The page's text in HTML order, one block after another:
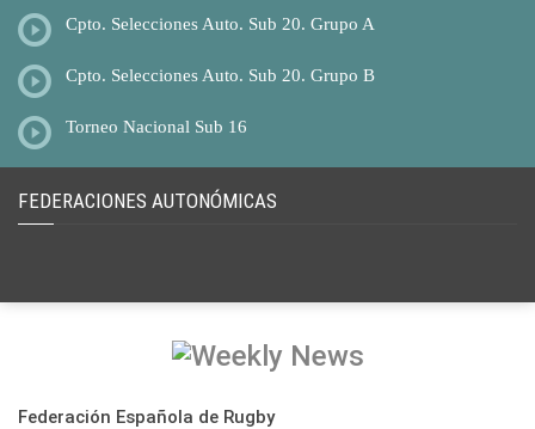
Cpto. Selecciones Auto. Sub 20. Grupo A
Cpto. Selecciones Auto. Sub 20. Grupo B
Torneo Nacional Sub 16
FEDERACIONES AUTONÓMICAS
Federación Española de Rugby